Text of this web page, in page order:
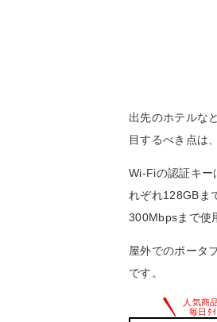
出先のホテルな
目するべき点は
Wi-Fiの認証キー
れぞれ128GBま
300Mbpsまで使
屋外でのポータ
です。